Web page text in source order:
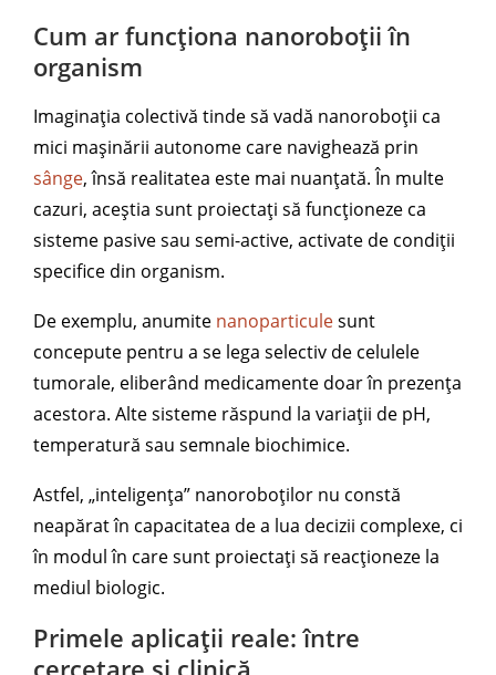
Cum ar funcționa nanoroboții în
organism
Imaginația colectivă tinde să vadă nanoroboții ca
mici mașinării autonome care navighează prin
sânge, însă realitatea este mai nuanțată. În multe
cazuri, aceștia sunt proiectați să funcționeze ca
sisteme pasive sau semi-active, activate de condiții
specifice din organism.
De exemplu, anumite nanoparticulesunt
concepute pentru a se lega selectiv de celulele
tumorale, eliberând medicamente doar în prezența
acestora. Alte sisteme răspund la variații de pH,
temperatură sau semnale biochimice.
Astfel, „inteligența” nanoroboților nu constă
neapărat în capacitatea de a lua decizii complexe, ci
în modul în care sunt proiectați să reacționeze la
mediul biologic.
Primele aplicații reale: între